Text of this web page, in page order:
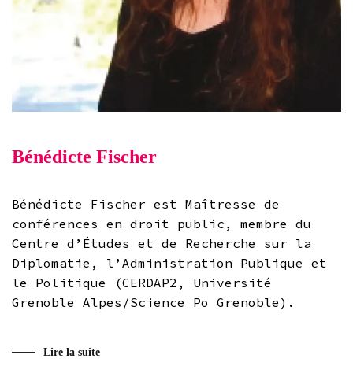
Bénédicte Fischer
Bénédicte Fischer est Maîtresse de
conférences en droit public, membre du
Centre d’Études et de Recherche sur la
Diplomatie, l’Administration Publique et
le Politique (CERDAP2, Université
Grenoble Alpes/Science Po Grenoble).
Lire la suite